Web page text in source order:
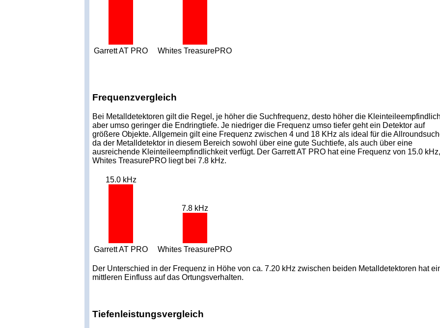
Garrett AT PRO Whites TreasurePRO
Frequenzvergleich
Bei Metalldetektoren gilt die Regel, je höher die Suchfrequenz, desto höher die
aber umso geringer die Endringtiefe. Je niedriger die Frequenz umso tiefer geht ein Detektor auf
größere Objekte. Allgemein gilt eine Frequenz zwischen 4 und 18 KHz als ideal für die
da der Metalldetektor in diesem Bereich sowohl über eine gute Suchtiefe, als auch über eine
ausreichende Kleinteileempfindlichkeit verfügt. Der Garrett AT PRO hat eine Frequenz von 15.0
Whites TreasurePRO liegt bei 7.8 kHz.
15.0 kHz
7.8 kHz
Garrett AT PRO Whites TreasurePRO
Der Unterschied in der Frequenz in Höhe von ca. 7.20 kHz zwischen beiden Metalldetektoren hat
mittleren Einfluss auf das Ortungsverhalten.
Tiefenleistungsvergleich